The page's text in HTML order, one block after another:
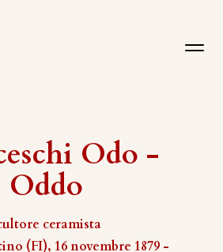
Odo -
Oddo
ceramista
(FI), 16 novembre 1879 -